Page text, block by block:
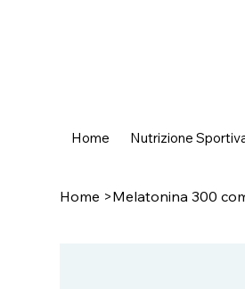
Home Nutrizione
Home >Melatonina 300